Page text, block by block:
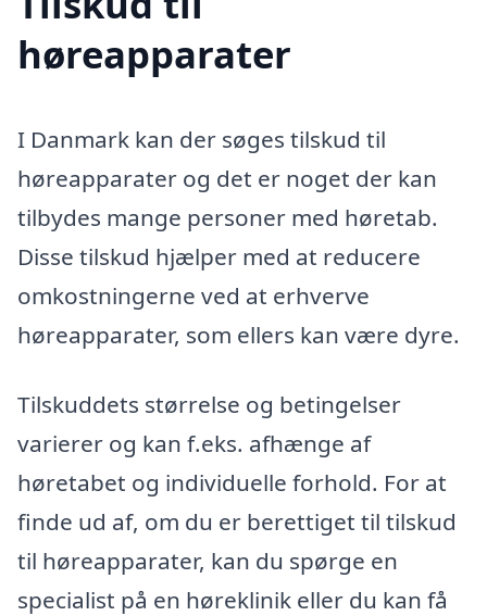
høreapparater
I Danmark kan der søges tilskud til
høreapparater og det er noget der kan
tilbydes mange personer med høretab.
Disse tilskud hjælper med at reducere
omkostningerne ved at erhverve
høreapparater, som ellers kan være dyre.
Tilskuddets størrelse og betingelser
varierer og kan f.eks. afhænge af
høretabet og individuelle forhold. For at
finde ud af, om du er berettiget til tilskud
til høreapparater, kan du spørge en
specialist på en høreklinik eller du kan få